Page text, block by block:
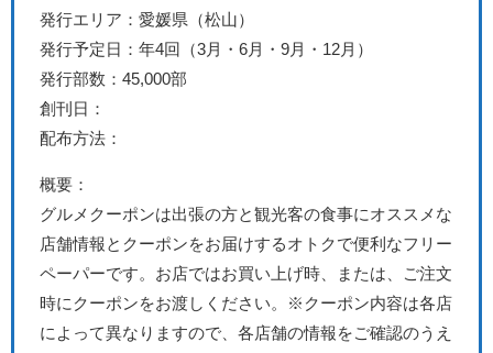
発行エリア：愛媛県（松山）
発行予定日：年4回（3月・6月・9月・12月）
発行部数：45,000部
創刊日：
配布方法：
概要：
グルメクーポンは出張の方と観光客の食事にオススメな
店舗情報とクーポンをお届けするオトクで便利なフリー
ペーパーです。 お店ではお買い上げ時、または、ご注文
時にクーポンをお渡しください。
※クーポン内容は各店
によって異なりますので、各店舗の情報をご確認のうえ